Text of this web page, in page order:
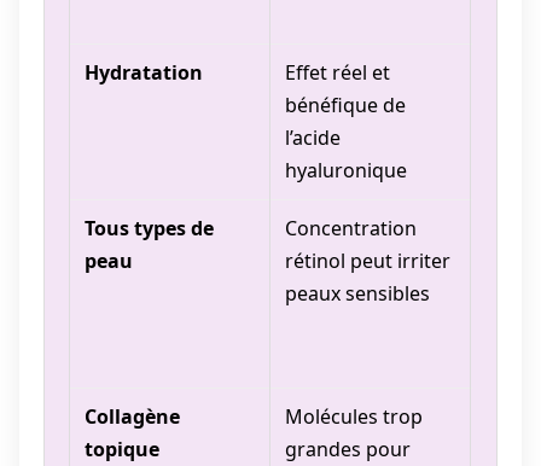
Hydratation
Effet réel et
bénéfique de
l’acide
hyaluronique
Tous types de
peau
Concentration
rétinol peut irriter
peaux sensibles
Collagène
topique
Molécules trop
grandes pour